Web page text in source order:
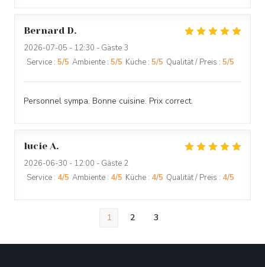
Bernard D
2026-07-05 - 12:30 - Gäste 3
Service : 5/5 Ambiente : 5/5 Küche : 5/5 Qualität / Preis : 5/5
Personnel sympa. Bonne cuisine. Prix correct.
lucie A
2026-06-30 - 12:00 - Gäste 2
Service : 4/5 Ambiente : 4/5 Küche : 4/5 Qualität / Preis : 4/5
1 2 3